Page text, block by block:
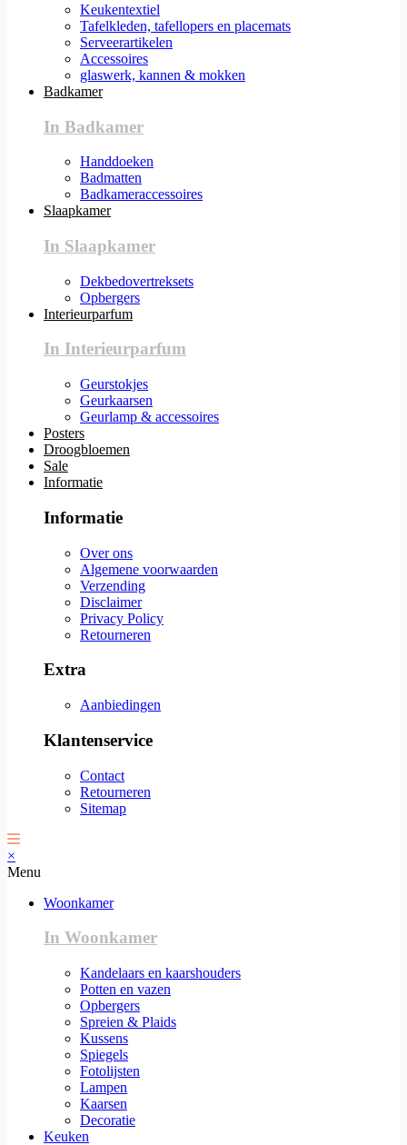
Keukentextiel
Tafelkleden, tafellopers en placemats
Serveerartikelen
Accessoires
glaswerk, kannen & mokken
Badkamer
In Badkamer
Handdoeken
Badmatten
Badkameraccessoires
Slaapkamer
In Slaapkamer
Dekbedovertreksets
Opbergers
Interieurparfum
In Interieurparfum
Geurstokjes
Geurkaarsen
Geurlamp & accessoires
Posters
Droogbloemen
Sale
Informatie
Informatie
Over ons
Algemene voorwaarden
Verzending
Disclaimer
Privacy Policy
Retourneren
Extra
Aanbiedingen
Klantenservice
Contact
Retourneren
Sitemap
×
Menu
Woonkamer
In Woonkamer
Kandelaars en kaarshouders
Potten en vazen
Opbergers
Spreien & Plaids
Kussens
Spiegels
Fotolijsten
Lampen
Kaarsen
Decoratie
Keuken